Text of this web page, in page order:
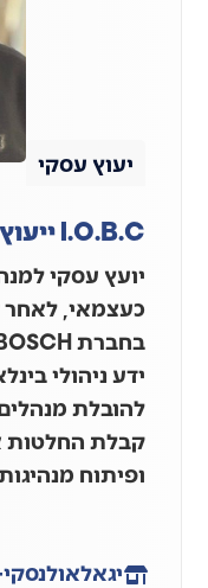
יעוץ עסקי
I.O.B.C ייעוץ עיסקי לבכירים
כעצמאי, לאחר
ידע ניהולי
להובלת
קבלת החלטות
ופיתוח
יגאל